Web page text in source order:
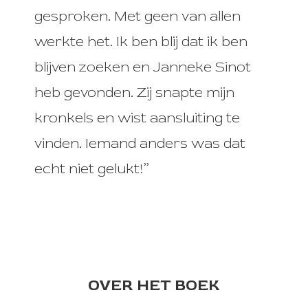
gesproken. Met geen van allen
werkte het. Ik ben blij dat ik ben
blijven zoeken en Janneke Sinot
heb gevonden. Zij snapte mijn
kronkels en wist aansluiting te
vinden. Iemand anders was dat
echt niet gelukt!”
OVER HET BOEK